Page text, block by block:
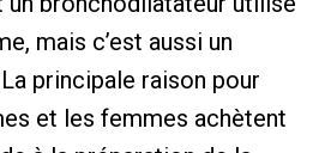
mais c’est aussi un
principale raison pour
et les femmes achètent